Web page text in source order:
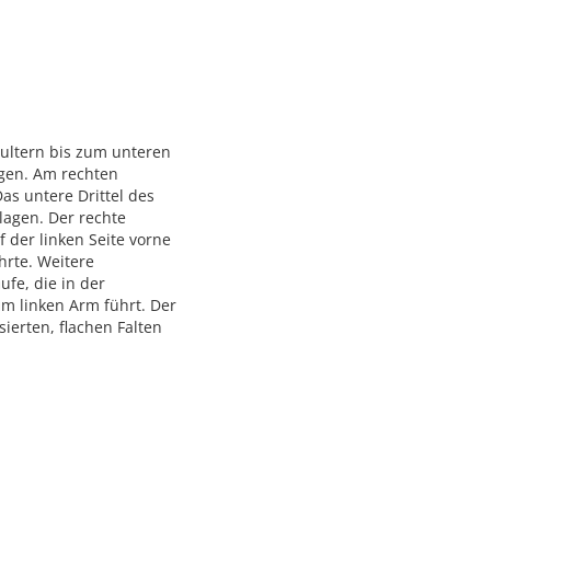
bis zum unteren
Am rechten
untere Drittel des
Der rechte
der linken Seite vorne
Weitere
die in der
linken Arm führt. Der
flachen Falten